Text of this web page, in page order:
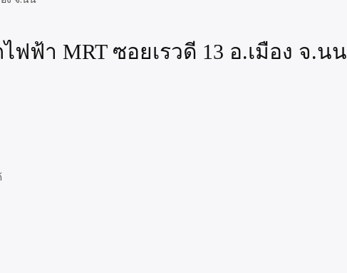
ฟฟ้า MRT ซอยเรวดี 13 อ.เมือง จ.นน